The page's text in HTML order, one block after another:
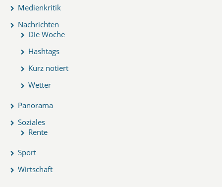
Medienkritik
Nachrichten
Die Woche
Hashtags
Kurz notiert
Wetter
Panorama
Soziales
Rente
Sport
Wirtschaft